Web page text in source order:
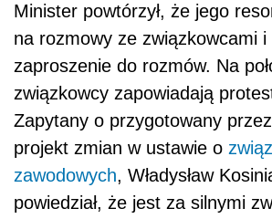
Minister powtórzył, że jego
na rozmowy ze związkowcami i
zaproszenie do rozmów. Na
związkowcy zapowiadają
Zapytany o przygotowany
projekt zmian w ustawie o
zawodowych, Władysław
powiedział, że jest za silnymi